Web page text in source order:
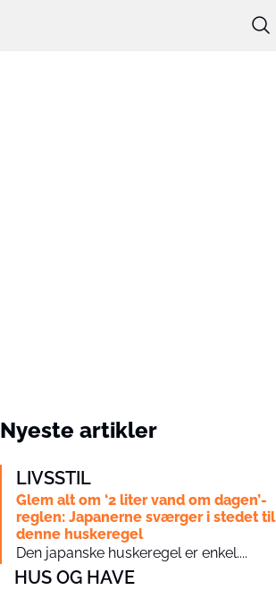
Nyeste artikler
LIVSSTIL
Glem alt om ‘2 liter vand om dagen’-
reglen: Japanerne sværger i stedet til
denne huskeregel
Den japanske huskeregel er enkel....
HUS OG HAVE